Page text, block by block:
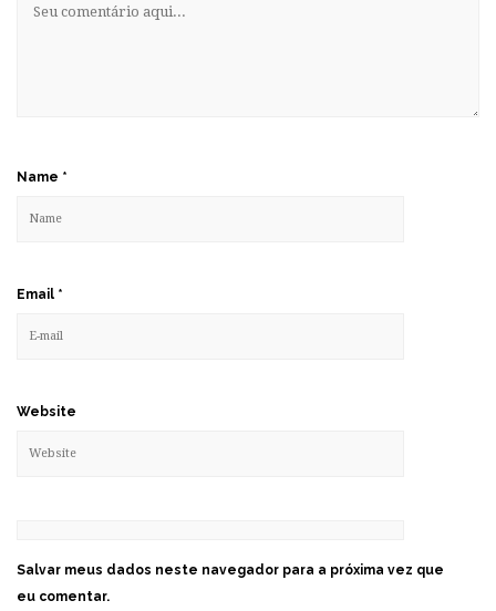
Name *
Email *
Website
Salvar meus dados neste navegador para a próxima vez que
eu comentar.